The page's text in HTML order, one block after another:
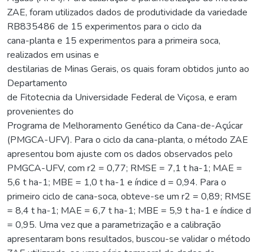
ZAE, foram utilizados dados de produtividade da variedade
RB835486 de 15 experimentos para o ciclo da
cana-planta e 15 experimentos para a primeira soca,
realizados em usinas e
destilarias de Minas Gerais, os quais foram obtidos junto ao
Departamento
de Fitotecnia da Universidade Federal de Viçosa, e eram
provenientes do
Programa de Melhoramento Genético da Cana-de-Açúcar
(PMGCA-UFV). Para o ciclo da cana-planta, o método ZAE
apresentou bom ajuste com os dados observados pelo
PMGCA-UFV, com r2 = 0,77; RMSE = 7,1 t ha-1; MAE =
5,6 t ha-1; MBE = 1,0 t ha-1 e índice d = 0,94. Para o
primeiro ciclo de cana-soca, obteve-se um r2 = 0,89; RMSE
= 8,4 t ha-1; MAE = 6,7 t ha-1; MBE = 5,9 t ha-1 e índice d
= 0,95. Uma vez que a parametrização e a calibração
apresentaram bons resultados, buscou-se validar o método